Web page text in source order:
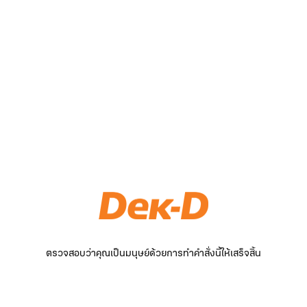
ตรวจสอบว่าคุณเป็นมนุษย์ด้วยการทำคำสั่งนี้ให้เสร็จสิ้น